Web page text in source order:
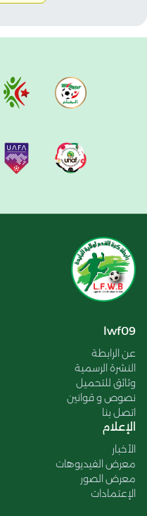
lwf09
عن الرابطة
النشرة الرسمية
وثائق للتحميل
نصوص و قوانين
اتصل بنا
الإعلام
الأخبار
معرض الفيديوهات
معرض الصور
الإعتمادات